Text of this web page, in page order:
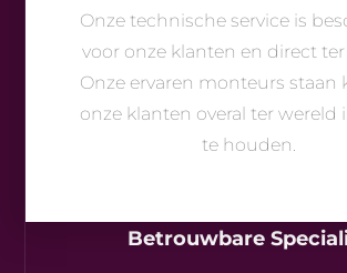
Onze technische service is
voor onze klanten en direct ter
Onze ervaren monteurs staan
onze klanten overal ter wereld
te houden.
Betrouwbare